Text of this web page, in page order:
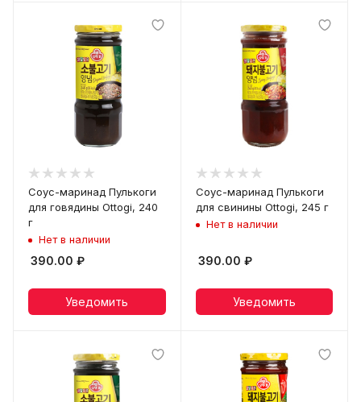
Соус-маринад Пулькоги
для говядины Ottogi, 240
г
Нет в наличии
390.00 ₽
Уведомить
Соус-маринад Пулькоги
для свинины Ottogi, 245 г
Нет в наличии
390.00 ₽
Уведомить